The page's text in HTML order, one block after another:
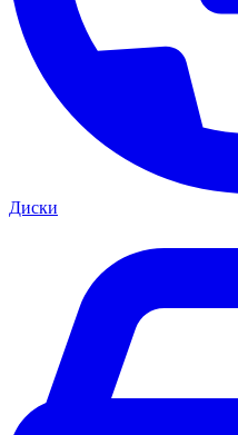
Диски